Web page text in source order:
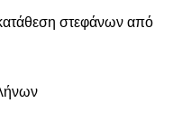
στεφάνων από